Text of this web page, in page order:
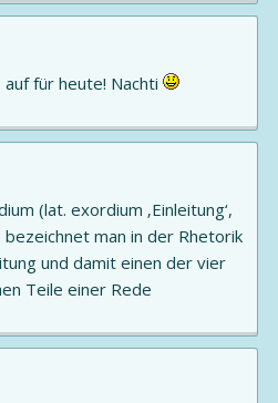
auf für heute! Nachti
(lat. exordium ‚Einleitung‘,
bezeichnet man in der Rhetorik
und damit einen der vier
Teile einer Rede